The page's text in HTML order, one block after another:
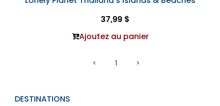
DESTINATIONS
37,99 $
Ajoutez au panier
1